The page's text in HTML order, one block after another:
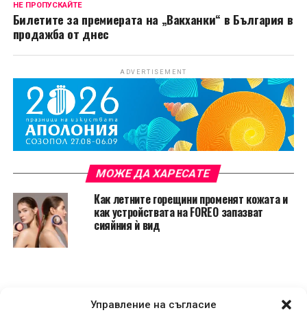
Управление на съгласие
НЕ ПРОПУСКАЙТЕ
Билетите за премиерата на „Вакханки“ в България в
продажба от днес
ADVERTISEMENT
МОЖЕ ДА ХАРЕСАТЕ
Как летните горещини променят кожата и
как устройствата на FOREO запазват
сияйния ѝ вид